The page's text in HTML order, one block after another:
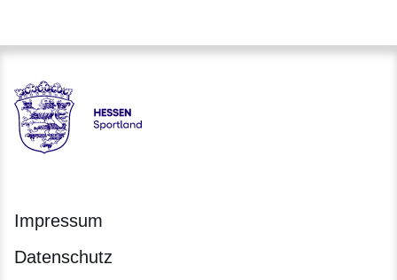
Hessen - Landesprogramm SPORTLAND HESSEN bewegt
Impressum
Datenschutz